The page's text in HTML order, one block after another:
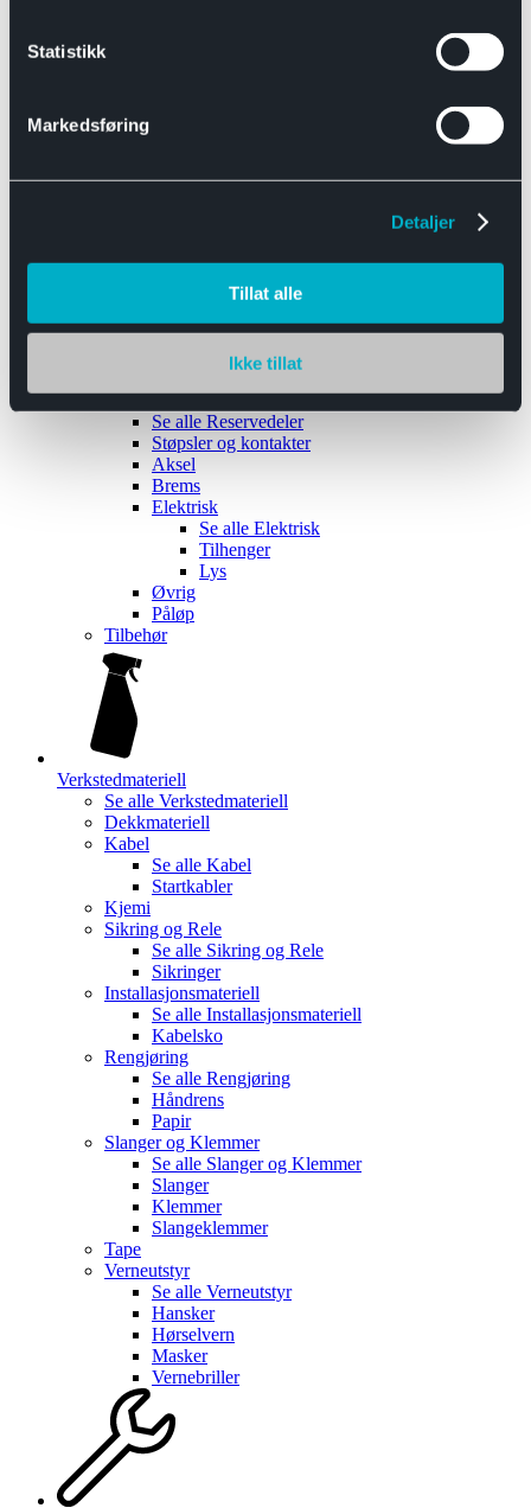
Statistikk
Markedsføring
Detaljer
Tillat alle
Ikke tillat
Båthengere
Reservedeler
Se alle Reservedeler
Støpsler og kontakter
Aksel
Brems
Elektrisk
Se alle Elektrisk
Tilhenger
Lys
Øvrig
Påløp
Tilbehør
Verkstedmateriell
Se alle Verkstedmateriell
Dekkmateriell
Kabel
Se alle Kabel
Startkabler
Kjemi
Sikring og Rele
Se alle Sikring og Rele
Sikringer
Installasjonsmateriell
Se alle Installasjonsmateriell
Kabelsko
Rengjøring
Se alle Rengjøring
Håndrens
Papir
Slanger og Klemmer
Se alle Slanger og Klemmer
Slanger
Klemmer
Slangeklemmer
Tape
Verneutstyr
Se alle Verneutstyr
Hansker
Hørselvern
Masker
Vernebriller